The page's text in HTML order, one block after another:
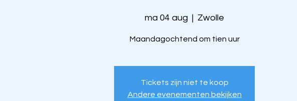
ma 04 aug
  |
Zwolle
Maandagochtend om tien uur
Tickets zijn niet te koop
Andere evenementen bekijken